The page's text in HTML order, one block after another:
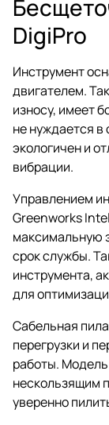
DigiPro
Инструмент
двигателем.
износу, имеет
не нуждается
экологичен и
вибрации.
Управлением
Greenworks
максимальную
срок службы.
инструмента,
для
Сабельная
перегрузки и
работы.
нескользящим
уверенно